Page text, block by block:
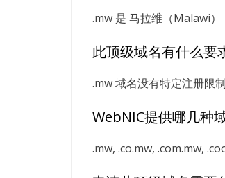
.mw 是 马拉维（Malawi）
此顶级域名有什么要
.mw 域名没有特定注册限
WebNIC提供哪几种
.mw, .co.mw, .com.mw,